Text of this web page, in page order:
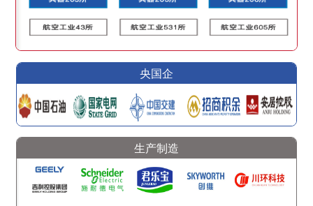
央国企
生产制造